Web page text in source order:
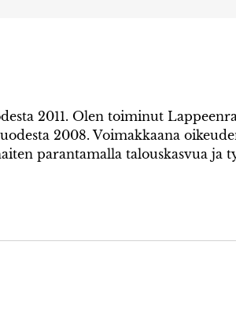
2011. Olen toiminut
2008. Voimakkaana
parantamalla talouskasvua ja